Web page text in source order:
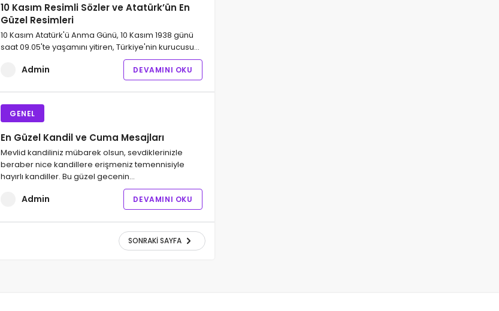
10 Kasım Resimli Sözler ve Atatürk’ün En
Güzel Resimleri
10 Kasım Atatürk'ü Anma Günü, 10 Kasım 1938 günü
saat 09.05'te yaşamını yitiren, Türkiye'nin kurucusu…
Admin DEVAMINI OKU
GENEL
En Güzel Kandil ve Cuma Mesajları
Mevlid kandiliniz mübarek olsun, sevdiklerinizle
beraber nice kandillere erişmeniz temennisiyle
hayırlı kandiller. Bu güzel gecenin…
Admin DEVAMINI OKU
SONRAKI SAYFA